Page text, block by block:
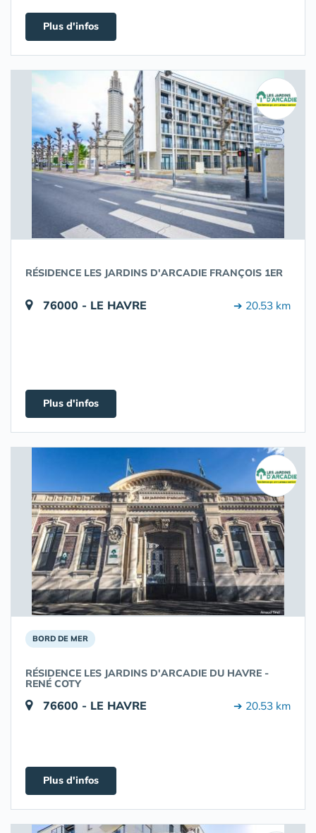
Plus d'infos
RÉSIDENCE LES JARDINS D'ARCADIE FRANÇOIS 1ER
76000 - LE HAVRE ➔ 20.53 km
Plus d'infos
BORD DE MER
RÉSIDENCE LES JARDINS D'ARCADIE DU HAVRE -
RENÉ COTY
76600 - LE HAVRE ➔ 20.53 km
Plus d'infos